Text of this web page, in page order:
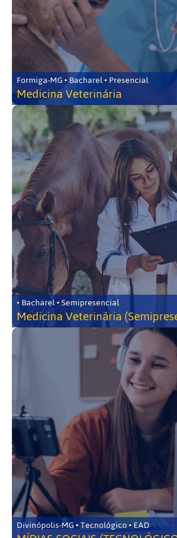
Formiga-MG • Bacharel • Presencial
Medicina Veterinária
• Bacharel • Semipresencial
Medicina Veterinária
Divinópolis-MG • Tecnológico • EAD